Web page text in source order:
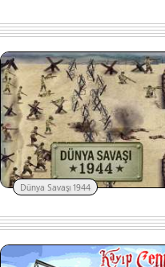
Dünya Savaşı 1944